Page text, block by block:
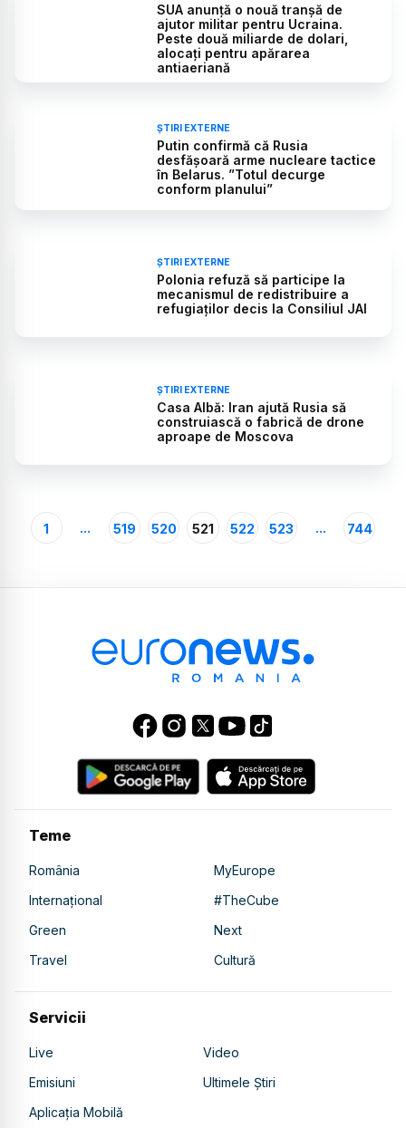
SUA anunță o nouă tranșă de
ajutor militar pentru Ucraina.
Peste două miliarde de dolari,
alocați pentru apărarea
antiaeriană
ȘTIRI EXTERNE
Putin confirmă că Rusia
desfășoară arme nucleare tactice
în Belarus. ”Totul decurge
conform planului”
ȘTIRI EXTERNE
Polonia refuză să participe la
mecanismul de redistribuire a
refugiaţilor decis la Consiliul JAI
ȘTIRI EXTERNE
Casa Albă: Iran ajută Rusia să
construiască o fabrică de drone
aproape de Moscova
1 ... 519 520 521 522 523 ... 744
Teme
România
MyEurope
Internațional
#TheCube
Green
Next
Travel
Cultură
Servicii
Live
Video
Emisiuni
Ultimele Știri
Aplicația Mobilă